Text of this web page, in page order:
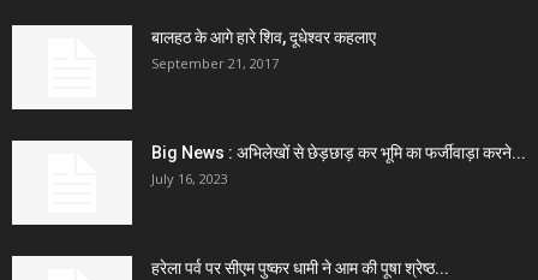
बालहठ के आगे हारे शिव, दूधेश्वर कहलाए
September 21, 2017
Big News : अभिलेखों से छेड़छाड़ कर भूमि का फर्जीवाड़ा करने...
July 16, 2023
हरेला पर्व पर सीएम पुष्कर धामी ने आम की पूषा श्रेष्ठ...